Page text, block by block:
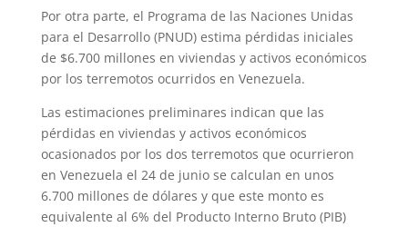
Por otra parte, el Programa de las Naciones Unidas
para el Desarrollo (PNUD) estima pérdidas iniciales
de $6.700 millones en viviendas y activos económicos
por los terremotos ocurridos en Venezuela.
Las estimaciones preliminares indican que las
pérdidas en viviendas y activos económicos
ocasionados por los dos terremotos que ocurrieron
en Venezuela el 24 de junio se calculan en unos
6.700 millones de dólares y que este monto es
equivalente al 6% del Producto Interno Bruto (PIB)